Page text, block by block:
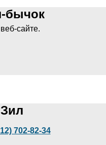
сайте.
702-82-34
бычок
Зил